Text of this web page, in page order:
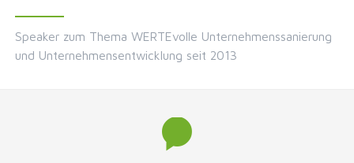
Speaker zum Thema WERTEvolle Unternehmenssanierung
und Unternehmensentwicklung seit 2013